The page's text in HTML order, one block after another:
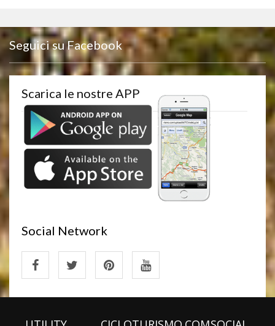
Seguici su Facebook
Scarica le nostre APP
Social Network